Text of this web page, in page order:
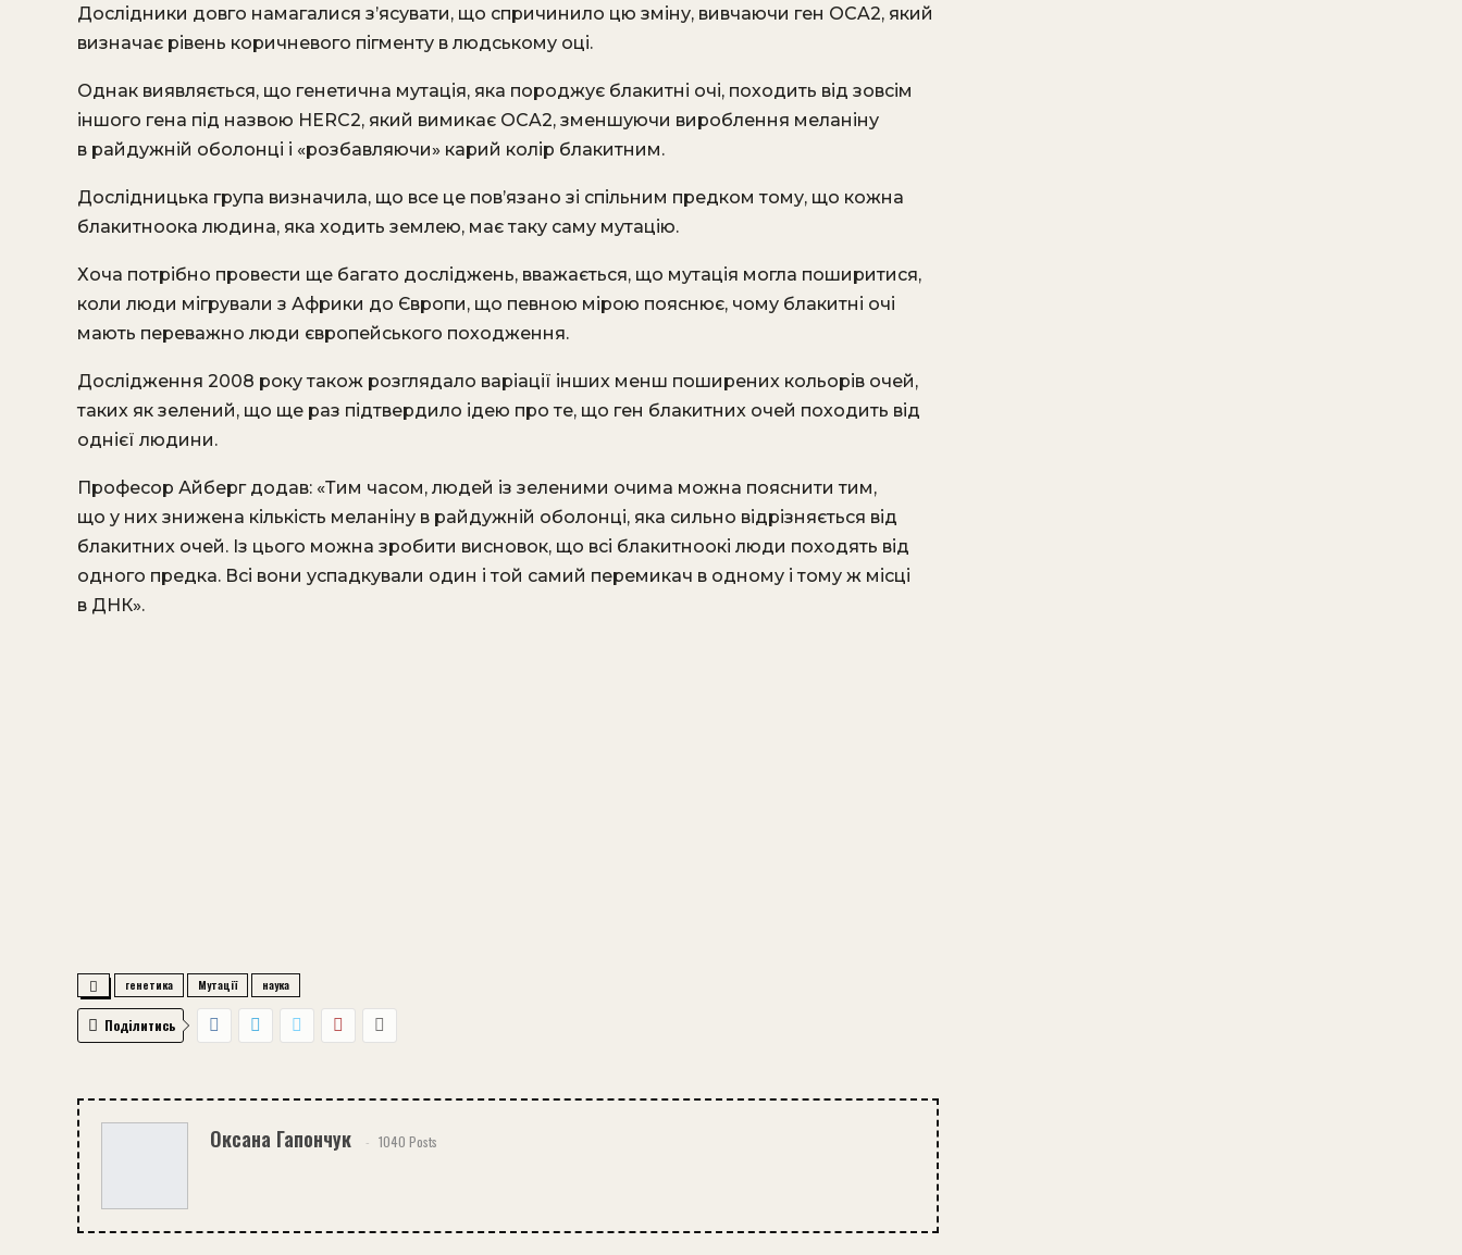
Дослідники довго намагалися з’ясувати, що спричинило цю зміну, вивчаючи ген OCA2, який
визначає рівень коричневого пігменту в людському оці.
Однак виявляється, що генетична мутація, яка породжує блакитні очі, походить від зовсім
іншого гена під назвою HERC2, який вимикає OCA2, зменшуючи вироблення меланіну
в райдужній оболонці і «розбавляючи» карий колір блакитним.
Дослідницька група визначила, що все це пов’язано зі спільним предком тому, що кожна
блакитноока людина, яка ходить землею, має таку саму мутацію.
Хоча потрібно провести ще багато досліджень, вважається, що мутація могла поширитися,
коли люди мігрували з Африки до Європи, що певною мірою пояснює, чому блакитні очі
мають переважно люди європейського походження.
Дослідження 2008 року також розглядало варіації інших менш поширених кольорів очей,
таких як зелений, що ще раз підтвердило ідею про те, що ген блакитних очей походить від
однієї людини.
Професор Айберг додав: «Тим часом, людей із зеленими очима можна пояснити тим,
що у них знижена кількість меланіну в райдужній оболонці, яка сильно відрізняється від
блакитних очей. Із цього можна зробити висновок, що всі блакитноокі люди походять від
одного предка. Всі вони успадкували один і той самий перемикач в одному і тому ж місці
в ДНК».
генетика Мутації наука
Поділитись
Оксана Гапончук 1040 Posts